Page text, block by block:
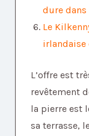
dure
Le
irlandaise
L’offre est
revêtement
la pierre est
sa terrasse,